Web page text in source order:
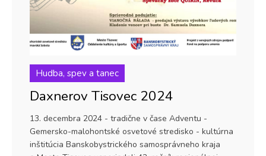
Hudba, spev a tanec
Daxnerov Tisovec 2024
13. decembra 2024 - tradične v čase Adventu -
Gemersko-malohontské osvetové stredisko - kultúrna
inštitúcia Banskobystrického samosprávneho kraja